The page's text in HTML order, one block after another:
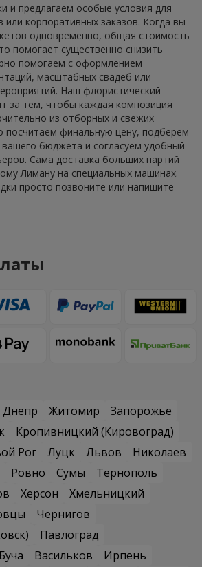
и предлагаем особые условия для
или корпоративных заказов. Когда вы
одновременно, общая стоимость
помогает существенно снизить
помогаем с оформлением
масштабных свадеб или
Наш флористический
за тем, чтобы каждая композиция
из отборных и свежих
финальную цену, подберем
бюджета и согласуем удобный
Сама доставка больших партий
Лиману на специальных машинах.
просто позвоните или напишите
Днепр Житомир
Запорожье
Кропивницкий (Кировоград)
Рог Луцк Львов
Николаев
Ровно Сумы
Тернополь
Херсон
Хмельницкий
Чернигов
Павлоград
Буча Васильков
Ирпень